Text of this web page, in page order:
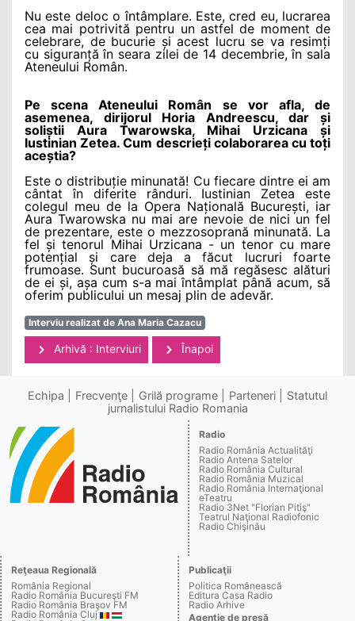
Nu este deloc o întâmplare. Este, cred eu, lucrarea
cea mai potrivită pentru un astfel de moment de
celebrare, de bucurie și acest lucru se va resimți
cu siguranță în seara zilei de 14 decembrie, în sala
Ateneului Român.
Pe scena Ateneului Român se vor afla, de
asemenea, dirijorul Horia Andreescu, dar și
soliștii Aura Twarowska, Mihai Urzicana și
Iustinian Zetea. Cum descrieți colaborarea cu toți
aceștia?
Este o distribuție minunată! Cu fiecare dintre ei am
cântat în diferite rânduri. Iustinian Zetea este
colegul meu de la Opera Națională București, iar
Aura Twarowska nu mai are nevoie de nici un fel
de prezentare, este o mezzosoprană minunată. La
fel și tenorul Mihai Urzicana - un tenor cu mare
potențial și care deja a făcut lucruri foarte
frumoase. Sunt bucuroasă să mă regăsesc alături
de ei și, așa cum s-a mai întâmplat până acum, să
oferim publicului un mesaj plin de adevăr.
Interviu realizat de Ana Maria Cazacu
Arhivă : Interviuri Înapoi
Echipa Frecvenţe Grilă programe Parteneri
Statutul
jurnalistului Radio Romania
Radio
Radio România Actualităţi
Radio Antena Satelor
Radio România Cultural
Radio România Muzical
Radio România Internaţional
eTeatru
Radio 3Net "Florian Pitiş"
Teatrul Naţional Radiofonic
Radio Chişinău
Reţeaua Regională
România Regional
Radio România Bucureşti FM
Radio România Braşov FM
Radio România Cluj
Publicaţii
Politica Românească
Editura Casa Radio
Radio Arhive
Agenţie de presă